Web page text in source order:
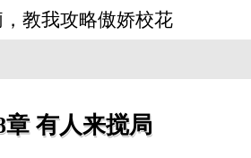
教我攻略傲娇校花
章 有人来搅局